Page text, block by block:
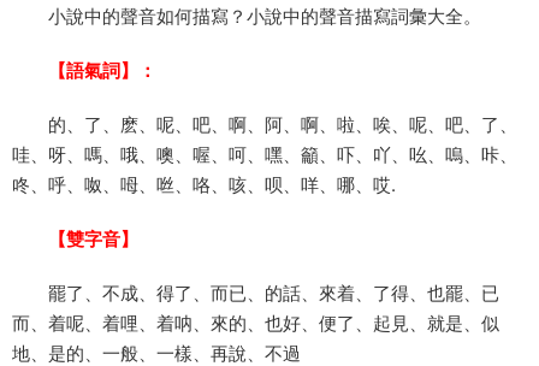
小說中的聲音如何描寫？小說中的聲音描寫詞彙大全。
【語氣詞】：
的、了、麽、呢、吧、啊、阿、啊、啦、唉、呢、吧、了、
哇、呀、嗎、哦、噢、喔、呵、嘿、籲、吓、吖、吆、嗚、咔、
咚、呼、呶、呣、咝、咯、咳、呗、咩、哪、哎.
【雙字音】
罷了、不成、得了、而已、的話、來着、了得、也罷、已
而、着呢、着哩、着呐、來的、也好、便了、起見、就是、似
地、是的、一般、一樣、再說、不過